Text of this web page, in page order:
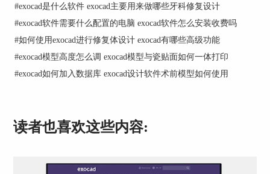
7 定期备份，请确保对CAD-Data子文件夹执行定期
备份，因为所有与病例相关的数据，加上包括牙
医、患者等信息在内的数据库
（DentalDB_V3.sqlite）位于“CAD-Data”文件夹
内。万一数据损坏的 话，例如由于电脑硬件出现
#exocad是什么软件 exocad主要用来做哪些牙科修复设计
#exocad软件需要什么配置的电脑 exocad软件怎么安装收费吗
#如何使用exocad进行修复体设计 exocad有哪些高级功能
#exocad模型高度怎么调 exocad模型与瓷贴面如何一体打印
#exocad如何加入数据库 exocad设计软件术前模型如何使用
读者也喜欢这些内容: